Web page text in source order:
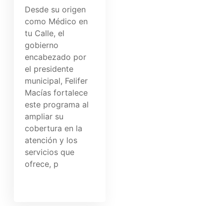
Desde su origen
como Médico en
tu Calle, el
gobierno
encabezado por
el presidente
municipal, Felifer
Macías fortalece
este programa al
ampliar su
cobertura en la
atención y los
servicios que
ofrece, p